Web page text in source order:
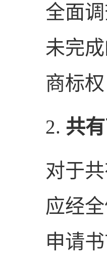
全面
未完
商标
2. 共
对于
应经
申请